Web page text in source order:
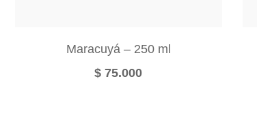
Maracuyá – 250 ml
$ 75.000